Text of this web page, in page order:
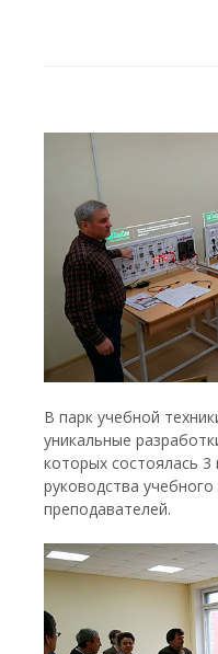
В парк учебной
уникальные
которых состоялась 3
руководства
преподавателей.